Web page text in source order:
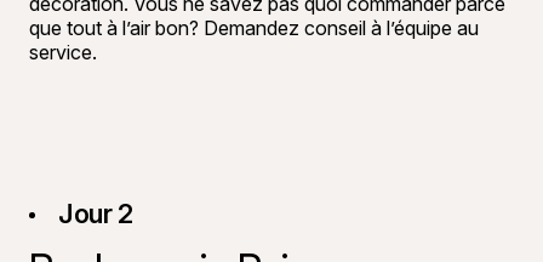
que tout à l’air bon? Demandez conseil à l’équipe au
service.
Jour 2